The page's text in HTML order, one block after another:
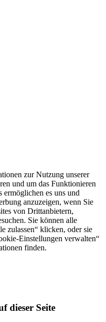
zur Nutzung unserer
und um das Funktionieren
ermöglichen es uns und
anzuzeigen, wenn Sie
von Drittanbietern,
Sie können alle
zulassen“ klicken, oder sie
Einstellungen verwalten“
finden.
dieser Seite